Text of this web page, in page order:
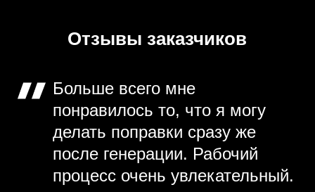
Отзывы заказчиков
Больше всего мне
понравилось то, что я могу
делать поправки сразу же
после генерации. Рабочий
процесс очень увлекательный.